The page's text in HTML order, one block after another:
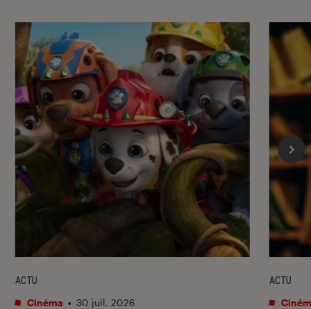
ACTU
Cinéma • 30 juil. 2026
ACTU